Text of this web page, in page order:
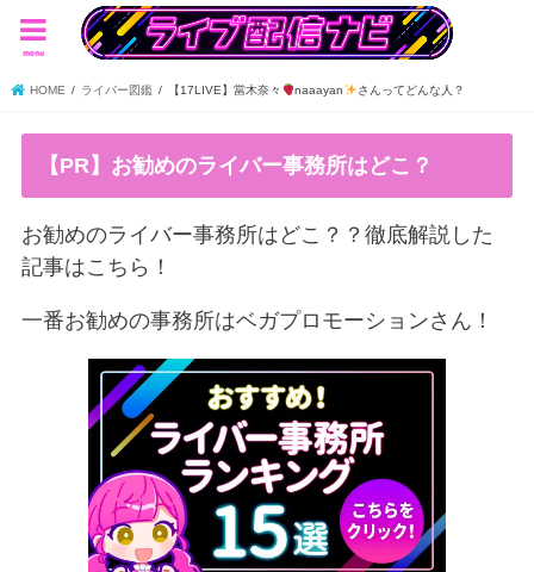
menu
HOME ライバー図鑑 【17LIVE】當木奈々 naaayan さんってどんな人？
【PR】お勧めのライバー事務所はどこ？
お勧めのライバー事務所はどこ？？徹底解説した
記事はこちら！
一番お勧めの事務所はベガプロモーションさん！